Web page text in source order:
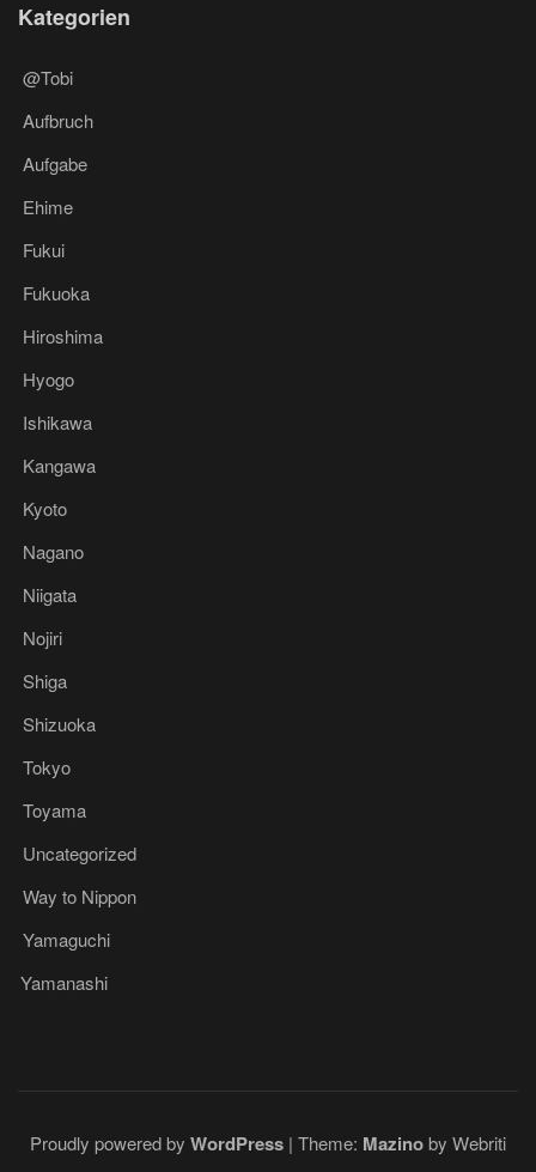
Kategorien
@Tobi
Aufbruch
Aufgabe
Ehime
Fukui
Fukuoka
Hiroshima
Hyogo
Ishikawa
Kangawa
Kyoto
Nagano
Niigata
Nojiri
Shiga
Shizuoka
Tokyo
Toyama
Uncategorized
Way to Nippon
Yamaguchi
Yamanashi
Proudly powered by WordPress | Theme: Mazinoby Webriti